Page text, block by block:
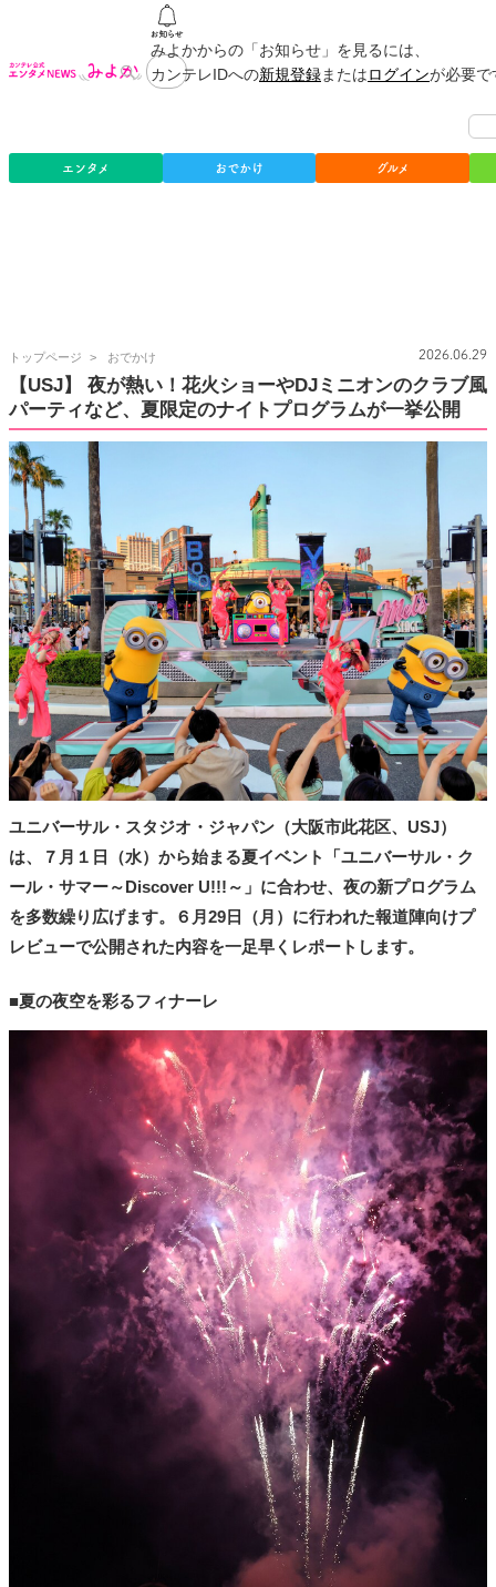
みよかからの「お知らせ」を見るには、
カンテレIDへの新規登録またはログインが必要
エンタメ おでかけ グルメ
トップページ
テ
レ
公
式
エ
ン
タ
メ
N
E
W
S
「
み
よ
か
」
おでかけ 2026.06.29
【USJ】 夜が熱い！花火ショーやDJミニオンのクラブ風
パーティなど、夏限定のナイトプログラムが一挙公開
ユニバーサル・スタジオ・ジャパン（大阪市此花区、USJ）
は、７月１日（水）から始まる夏イベント「ユニバーサル・ク
ール・サマー～Discover U!!!～」に合わせ、夜の新プログラム
を多数繰り広げます。６月29日（月）に行われた報道陣向けプ
レビューで公開された内容を一足早くレポートします。
■夏の夜空を彩るフィナーレ